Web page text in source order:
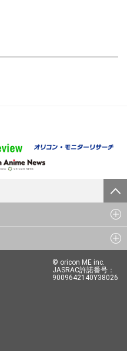
© oricon ME inc.
JASRAC許諾番号：
9009642140Y38026